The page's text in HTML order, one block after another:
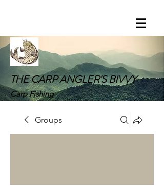
THE CARP ANGLER'S BIVVY
Carp Fishing
Groups